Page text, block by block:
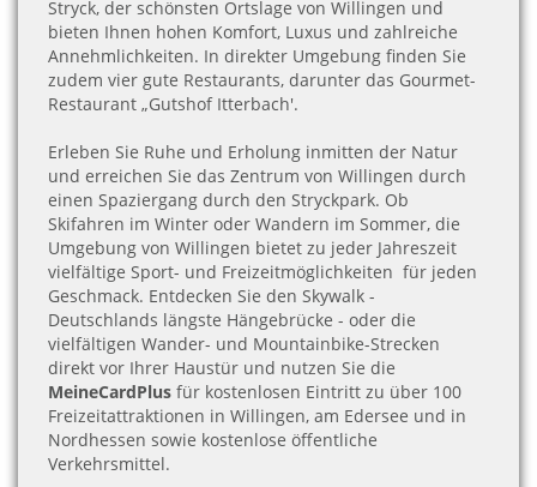
Stryck, der schönsten Ortslage von Willingen und
bieten Ihnen hohen Komfort, Luxus und zahlreiche
Annehmlichkeiten. In direkter Umgebung finden Sie
zudem vier gute Restaurants, darunter das Gourmet-
Restaurant „Gutshof Itterbach'.
Erleben Sie Ruhe und Erholung inmitten der Natur
und erreichen Sie das Zentrum von Willingen durch
einen Spaziergang durch den Stryckpark. Ob
Skifahren im Winter oder Wandern im Sommer, die
Umgebung von Willingen bietet zu jeder Jahreszeit
vielfältige Sport- und Freizeitmöglichkeiten für jeden
Geschmack. Entdecken Sie den Skywalk -
Deutschlands längste Hängebrücke - oder die
vielfältigen Wander- und Mountainbike-Strecken
direkt vor Ihrer Haustür und nutzen Sie die
MeineCardPlus für kostenlosen Eintritt zu über 100
Freizeitattraktionen in Willingen, am Edersee und in
Nordhessen sowie kostenlose öffentliche
Verkehrsmittel.